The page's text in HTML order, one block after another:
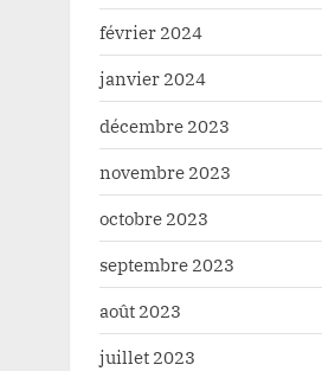
février 2024
janvier 2024
décembre 2023
novembre 2023
octobre 2023
septembre 2023
août 2023
juillet 2023